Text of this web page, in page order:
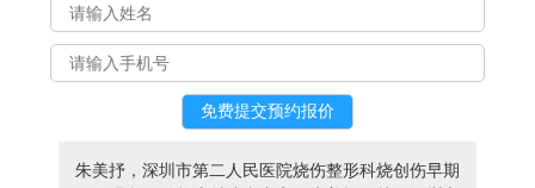
朱美抒，深圳市第二人民医院烧伤整形科烧创伤早期